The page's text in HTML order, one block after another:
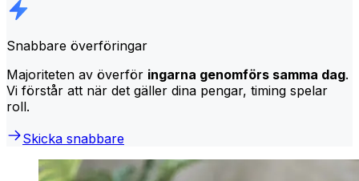
Snabbare överföringar
Majoriteten av överför ingarna genomförs samma dag.
Vi förstår att när det gäller dina pengar, timing spelar
roll.
Skicka snabbare